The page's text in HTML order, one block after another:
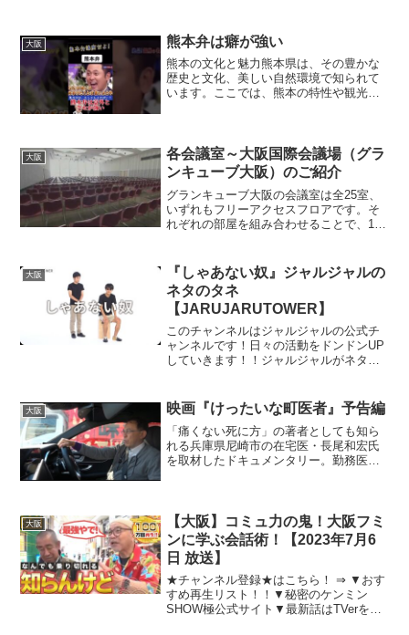
大阪 熊本弁は癖が強い
熊本の文化と魅力熊本県は、その豊かな
歴史と文化、美しい自然環境で知られて
います。ここでは、熊本の特性や観光
土地で起こりました。特に、...
大阪
各会議室～大阪国際会議場（グラ
ンキューブ大阪）のご紹介
グランキューブ大阪の会議室は全25室、
いずれもフリーアクセスフロアです。そ
れぞれの部屋を組み合わせることで、10
的、ご利用人数に合わせて多様に対応で
きるのが大きな...
大阪
『しゃあない奴』ジャルジャルの
ネタのタネ
【JARUJARUTOWER】
このチャンネルはジャルジャルの公式チ
ャンネルです！日々の活動をドンドンUP
していきます！！ジャルジャルがネタ帳
8000本をHPとYouTubeで毎日更新してい
ます！ぜ...
大阪 映画『けったいな町医者』予告編
「痛くない死に方」の著者としても知ら
れる兵庫県尼崎市の在宅医・長尾和宏氏
を取材したドキュメンタリー。勤務医時
うスタイルで患者に接す...
大阪
【大阪】コミュ力の鬼！大阪フミ
ンに学ぶ会話術！【2023年7月6
日 放送】
★チャンネル登録★はこちら！ ⇒ ▼おす
すめ再生リスト！！▼秘密のケンミン
SHOW極公式サイト▼最新話はTVerをチ